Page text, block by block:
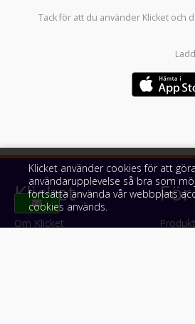
Tack för att du använder Klicket och
Klicket
Om Klicket
Klicket använder cookies för att
användarupplevelse så bra som
fortsätta använda vår webbplats
cookies används.